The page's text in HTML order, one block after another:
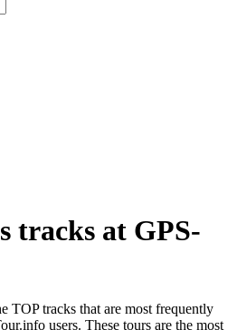
tracks at GPS-
TOP tracks that are most frequently
users. These tours are the most